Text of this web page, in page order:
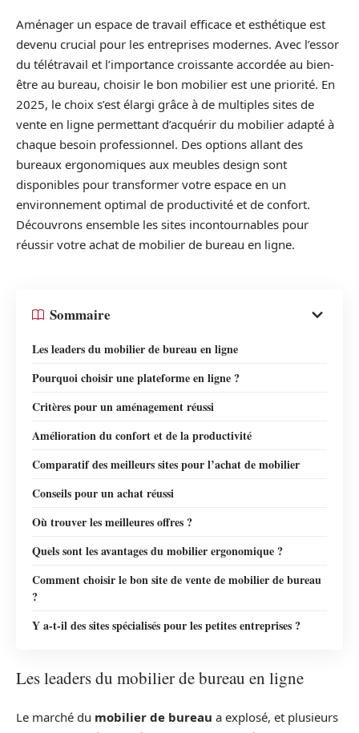
Aménager un espace de travail efficace et esthétique est
devenu crucial pour les entreprises modernes. Avec l’essor
du télétravail et l’importance croissante accordée au bien-
être au bureau, choisir le bon mobilier est une priorité. En
2025, le choix s’est élargi grâce à de multiples sites de
vente en ligne permettant d’acquérir du mobilier adapté à
chaque besoin professionnel. Des options allant des
bureaux ergonomiques aux meubles design sont
disponibles pour transformer votre espace en un
environnement optimal de productivité et de confort.
Découvrons ensemble les sites incontournables pour
réussir votre achat de mobilier de bureau en ligne.
Sommaire
Les leaders du mobilier de bureau en ligne
Pourquoi choisir une plateforme en ligne ?
Critères pour un aménagement réussi
Amélioration du confort et de la productivité
Comparatif des meilleurs sites pour l’achat de mobilier
Conseils pour un achat réussi
Où trouver les meilleures offres ?
Quels sont les avantages du mobilier ergonomique ?
Comment choisir le bon site de vente de mobilier de bureau
?
Y a-t-il des sites spécialisés pour les petites entreprises ?
Les leaders du mobilier de bureau en ligne
Le marché du mobilier de bureau a explosé, et plusieurs